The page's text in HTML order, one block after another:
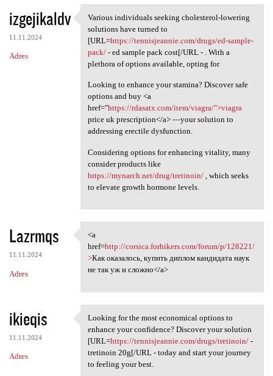
izgejikaldv
11.11.2024
Adres
Various individuals seeking
Various individuals seeking cholesterol-lowering
solutions have turned to
[URL=https://tennisjeannie.com/drugs/ed-sample-
pack/- ed sample pack cost[/URL - . With a
plethora of options available, opting for
Looking to enhance your stamina? Discover safe
options and buy <a
href="https://rdasatx.com/item/viagra/">viagra
price uk prescription</a> —your solution to
addressing erectile dysfunction.
Considering options for enhancing vitality, many
consider products like
https://mynarch.net/drug/tretinoin/, which seeks
to elevate growth hormone levels.
Lazrmqs
11.11.2024
Adres
<a href=http://corsica
<a
href=http://corsica.forhikers.com/forum/p/128221/
>Как оказалось, купить диплом кандидата наук
не так уж и сложно</a>
ikieqis
11.11.2024
Adres
Looking for the most
Looking for the most economical options to
enhance your confidence? Discover your solution
[URL=https://tennisjeannie.com/drugs/tretinoin/-
tretinoin 20g[/URL - today and start your journey
to feeling your best.